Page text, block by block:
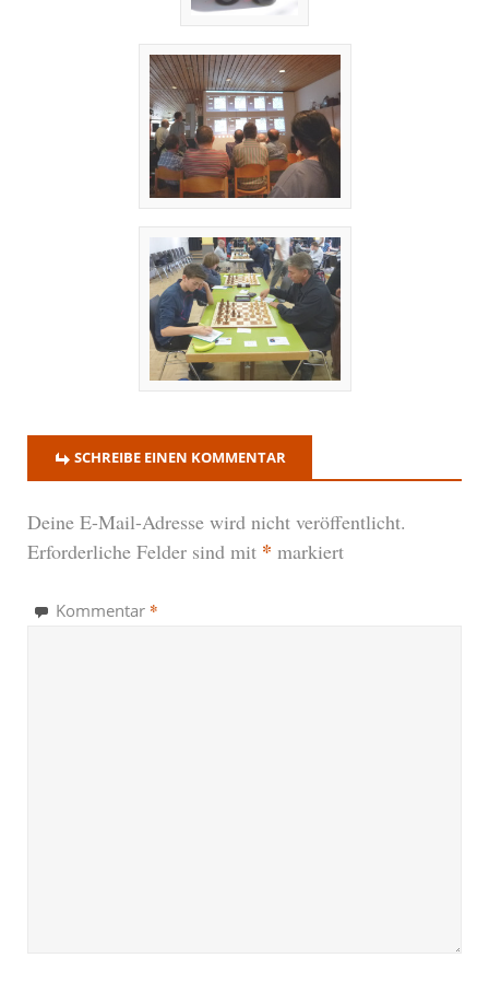
SCHREIBE EINEN KOMMENTAR
Deine E-Mail-Adresse wird nicht veröffentlicht.
Erforderliche Felder sind mit * markiert
Kommentar *